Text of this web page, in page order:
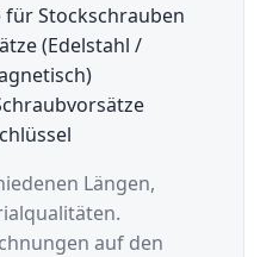
für Stockschrauben
(Edelstahl /
Längen,
auf den